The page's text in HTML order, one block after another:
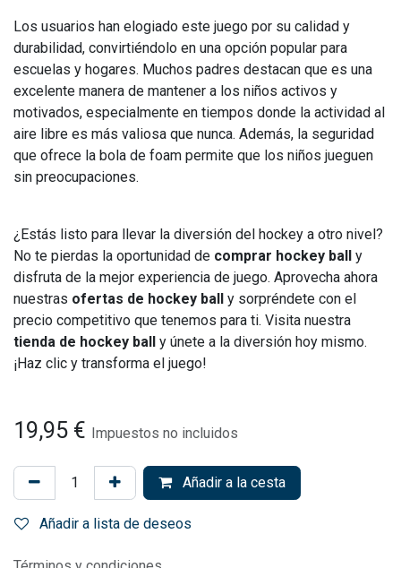
Los usuarios han elogiado este juego por su calidad y
durabilidad, convirtiéndolo en una opción popular para
escuelas y hogares. Muchos padres destacan que es una
excelente manera de mantener a los niños activos y
motivados, especialmente en tiempos donde la actividad al
aire libre es más valiosa que nunca. Además, la seguridad
que ofrece la bola de foam permite que los niños jueguen
sin preocupaciones.
¿Estás listo para llevar la diversión del hockey a otro nivel?
No te pierdas la oportunidad de comprar hockey ball y
disfruta de la mejor experiencia de juego. Aprovecha ahora
nuestras ofertas de hockey ball y sorpréndete con el
precio competitivo que tenemos para ti. Visita nuestra
tienda de hockey ball y únete a la diversión hoy mismo.
¡Haz clic y transforma el juego!
19,95 € Impuestos no incluidos
Añadir a la cesta
Añadir a lista de deseos